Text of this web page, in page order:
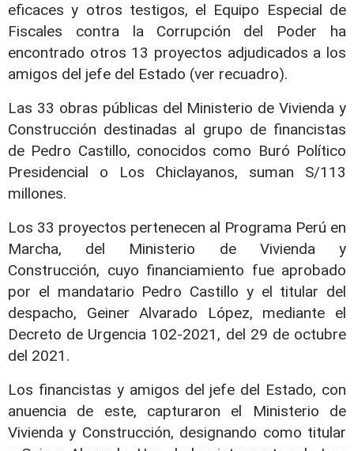
eficaces y otros testigos, el Equipo Especial de
Fiscales contra la Corrupción del Poder ha
encontrado otros 13 proyectos adjudicados a los
amigos del jefe del Estado (ver recuadro).
Las 33 obras públicas del Ministerio de Vivienda y
Construcción destinadas al grupo de financistas
de Pedro Castillo, conocidos como Buró Político
Presidencial o Los Chiclayanos, suman S/113
millones.
Los 33 proyectos pertenecen al Programa Perú en
Marcha, del Ministerio de Vivienda y
Construcción, cuyo financiamiento fue aprobado
por el mandatario Pedro Castillo y el titular del
despacho, Geiner Alvarado López, mediante el
Decreto de Urgencia 102-2021, del 29 de octubre
del 2021.
Los financistas y amigos del jefe del Estado, con
anuencia de este, capturaron el Ministerio de
Vivienda y Construcción, designando como titular